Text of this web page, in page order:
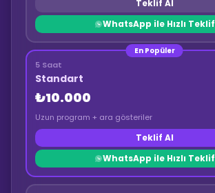
Teklif Al
WhatsApp ile Hızlı Teklif
En Popüler
5 Saat
Standart
₺10.000
Uzun program + ara gösteriler
Teklif Al
WhatsApp ile Hızlı Teklif